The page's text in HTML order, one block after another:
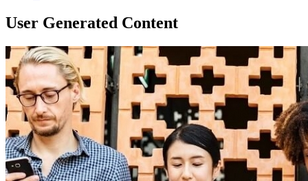
User Generated Content